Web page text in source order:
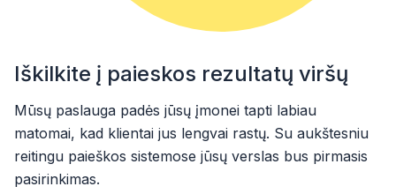
Iškilkite į paieskos rezultatų viršų
Mūsų paslauga padės jūsų įmonei tapti labiau
matomai, kad klientai jus lengvai rastų. Su aukštesniu
reitingu paieškos sistemose jūsų verslas bus pirmasis
pasirinkimas.